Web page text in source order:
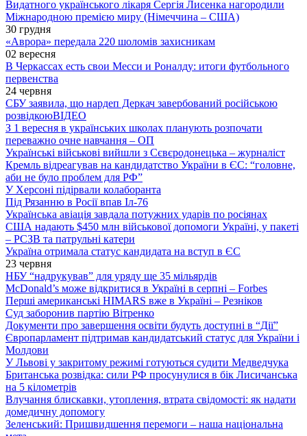
Видатного українського лікаря Сергія Лисенка нагородили
Міжнародною премією миру (Німеччина – США)
30 грудня
«Аврора» передала 220 шоломів захисникам
02 вересня
В Черкассах есть свои Месси и Роналду: итоги футбольного
первенства
24 червня
СБУ заявила, що нардеп Деркач завербований російською
розвідкоюВІДЕО
З 1 вересня в українських школах планують розпочати
переважно очне навчання – ОП
Українські військові вийшли з Сєвєродонецька – журналіст
Кремль відреагував на кандидатство України в ЄС: “головне,
аби не було проблем для РФ”
У Херсоні підірвали колаборанта
Під Рязанню в Росії впав Іл-76
Українська авіація завдала потужних ударів по росіянах
США надають $450 млн військової допомоги Україні, у пакеті
– РСЗВ та патрульні катери
Україна отримала статус кандидата на вступ в ЄС
23 червня
НБУ “надрукував” для уряду ще 35 мільярдів
McDonald’s може відкритися в Україні в серпні – Forbes
Перші американські HIMARS вже в Україні – Резніков
Суд заборонив партію Вітренко
Документи про завершення освіти будуть доступні в “Дії”
Європарламент підтримав кандидатський статус для України і
Молдови
У Львові у закритому режимі готуються судити Медведчука
Британська розвідка: сили РФ просунулися в бік Лисичанська
на 5 кілометрів
Влучання блискавки, утоплення, втрата свідомості: як надати
домедичну допомогу
Зеленський: Пришвидшення перемоги – наша національна